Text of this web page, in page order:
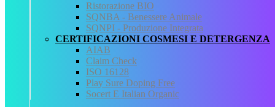
Ristorazione BIO
SQNBA - Benessere Animale
SQNPI - Produzione Integrata
CERTIFICAZIONI COSMESI E DETERGENZA
AIAB
Claim Check
ISO 16128
Play Sure Doping Free
Socert E Italian Organic
Fonte normativa
Osservazioni e proposte in merito alla Nota Ministeriale n.
14017 del 20 giugno 2012 sulla corretta attuazione della
normativa UE sui prodotti biologici.
Nota n. 79474 del 28 ottobre 2014.pdf
Nota n. 14017 del 20 giugno 2012.pdf